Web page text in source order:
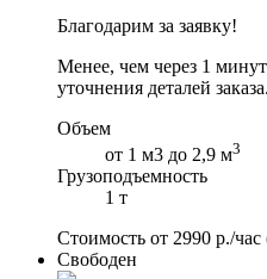
Благодарим за заявку!
Менее, чем через 1
уточнения деталей заказа.
Объем
от 1 м3 до 2,9 м3
Грузоподъемность
1 т
Стоимость от 2990 р./час
Свободен